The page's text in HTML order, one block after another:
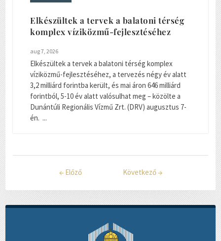
Elkészültek a tervek a balatoni térség
komplex víziközmű-fejlesztéséhez
aug 7, 2026
Elkészültek a tervek a balatoni térség komplex
víziközmű-fejlesztéséhez, a tervezés négy év alatt
3,2 milliárd forintba került, és mai áron 646 milliárd
forintból, 5-10 év alatt valósulhat meg – közölte a
Dunántúli Regionális Vízmű Zrt. (DRV) augusztus 7-
én. ...
← Előző Következő→